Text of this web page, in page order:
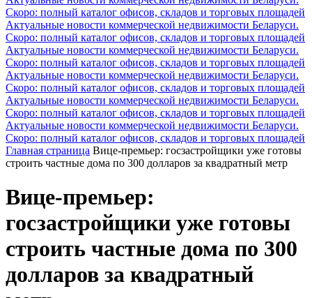
Скоро: полный каталог офисов, складов и торговых площадей
Актуальные новости коммерческой недвижимости Беларуси.
Скоро: полный каталог офисов, складов и торговых площадей
Актуальные новости коммерческой недвижимости Беларуси.
Скоро: полный каталог офисов, складов и торговых площадей
Актуальные новости коммерческой недвижимости Беларуси.
Скоро: полный каталог офисов, складов и торговых площадей
Актуальные новости коммерческой недвижимости Беларуси.
Скоро: полный каталог офисов, складов и торговых площадей
Актуальные новости коммерческой недвижимости Беларуси.
Скоро: полный каталог офисов, складов и торговых площадей
Главная страница Вице-премьер: госзастройщики уже готовы
строить частные дома по 300 долларов за квадратный метр
Вице-премьер:
госзастройщики уже готовы
строить частные дома по 300
долларов за квадратный